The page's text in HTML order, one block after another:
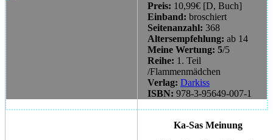
Preis: 10,99€ [D, Buch]
Einband: broschiert
Seitenanzahl: 368
Altersempfehlung: ab 14
Meine Wertung: 5/5
Reihe: 1. Teil
/Flammenmädchen
Verlag: Darkiss
ISBN: 978-3-95649-007-1
Ka-Sas Meinung